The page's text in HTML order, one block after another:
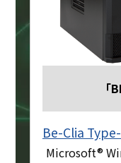
「
Be-Clia
Microsoft®